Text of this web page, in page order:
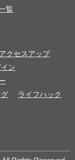
覧
アクセスアップ
ン
ライフハック